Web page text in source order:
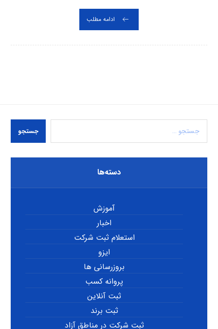
ادامه مطلب
جستجو
دسته‌ها
آموزش
اخبار
استعلام ثبت شرکت
ایزو
بروزرسانی ها
پروانه کسب
ثبت آنلاین
ثبت برند
ثبت شرکت در مناطق آزاد